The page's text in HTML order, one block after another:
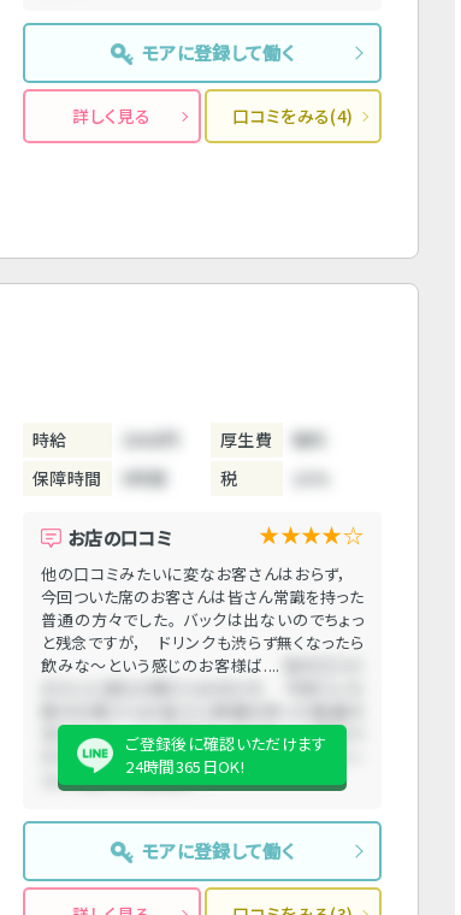
モアに登録して働く
詳しく見る 口コミをみる(4)
時給 3800円 厚生費
無料
保障時間
5時間 税
お店の口コミ ★★★★☆
他の口コミみたいに変なお客さんはおらず，
今回ついた席のお客さんは皆さん常識を持った
普通の方々でした。 バックは出ないのでちょっ
と残念ですが， ドリンクも渋らず無くなったら
飲みな〜という感じのお客様ば....
方々でした。 バックは出ないのでちょっと残念で
すが， ドリンクも渋らず無くなったら飲みな〜
という感じのお客様ば....
ご登録後に確認いただけます
24時間365日OK!
モアに登録して働く